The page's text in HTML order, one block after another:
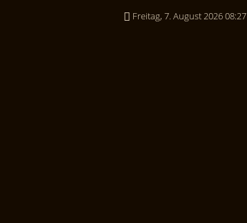
Freitag, 7. August 2026 08:27